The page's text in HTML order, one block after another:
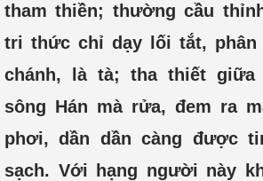
tham thiền; thường cầu
tri thức chỉ dạy lối tắt, phân
chánh, là tà; tha thiết
sông Hán mà rửa, đem ra
phơi, dần dần càng được
sạch. Với hạng người này